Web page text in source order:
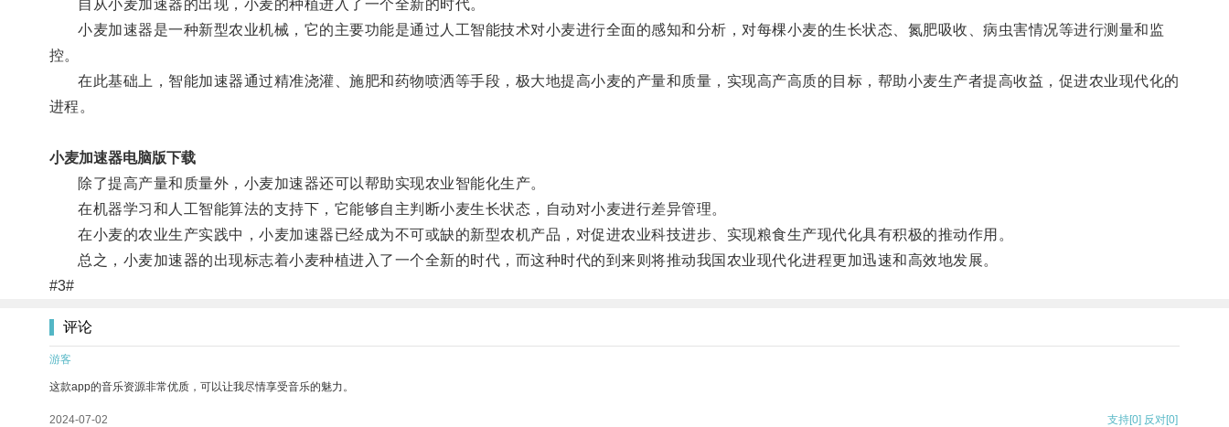
自从小麦加速器的出现，小麦的种植进入了一个全新的时代。
小麦加速器是一种新型农业机械，它的主要功能是通过人工智能技术对小麦进行全面的感知和分析，对每棵小麦的生长状态、氮肥吸收、病虫害情况等进行测量和监
控。
在此基础上，智能加速器通过精准浇灌、施肥和药物喷洒等手段，极大地提高小麦的产量和质量，实现高产高质的目标，帮助小麦生产者提高收益，促进农业现代化的
进程。
小麦加速器电脑版下载
除了提高产量和质量外，小麦加速器还可以帮助实现农业智能化生产。
在机器学习和人工智能算法的支持下，它能够自主判断小麦生长状态，自动对小麦进行差异管理。
在小麦的农业生产实践中，小麦加速器已经成为不可或缺的新型农机产品，对促进农业科技进步、实现粮食生产现代化具有积极的推动作用。
总之，小麦加速器的出现标志着小麦种植进入了一个全新的时代，而这种时代的到来则将推动我国农业现代化进程更加迅速和高效地发展。
#3#
评论
游客
这款app的音乐资源非常优质，可以让我尽情享受音乐的魅力。
2024-07-02 支持[0] 反对[0]